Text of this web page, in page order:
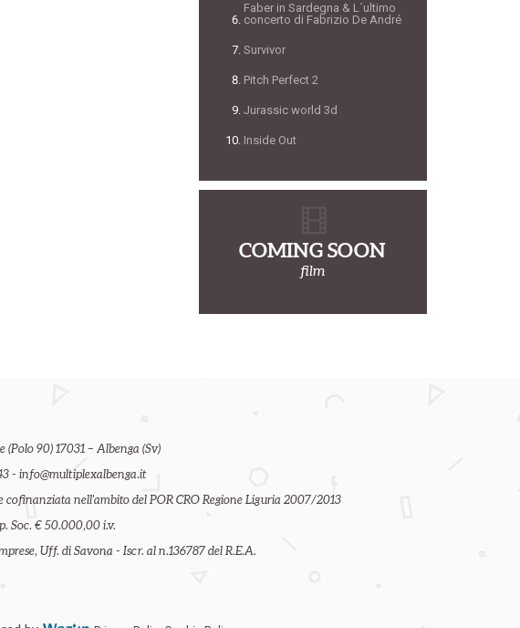
Faber in Sardegna & L´ultimo
concerto di Fabrizio De André
Survivor
Pitch Perfect 2
Jurassic world 3d
Inside Out
COMING SOON
film
(Polo 90) 17031 – Albenga (Sv)
- info@multiplexalbenga.it
nell'ambito del POR CRO Regione Liguria 2007/2013
Soc. € 50.000,00 i.v.
Uff. di Savona - Iscr. al n.136787 del R.E.A.